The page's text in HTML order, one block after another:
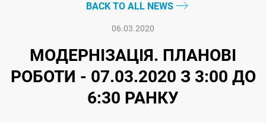
BACK TO ALL NEWS
06.03.2020
МОДЕРНІЗАЦІЯ. ПЛАНОВІ
РОБОТИ - 07.03.2020 З 3:00 ДО
6:30 РАНКУ